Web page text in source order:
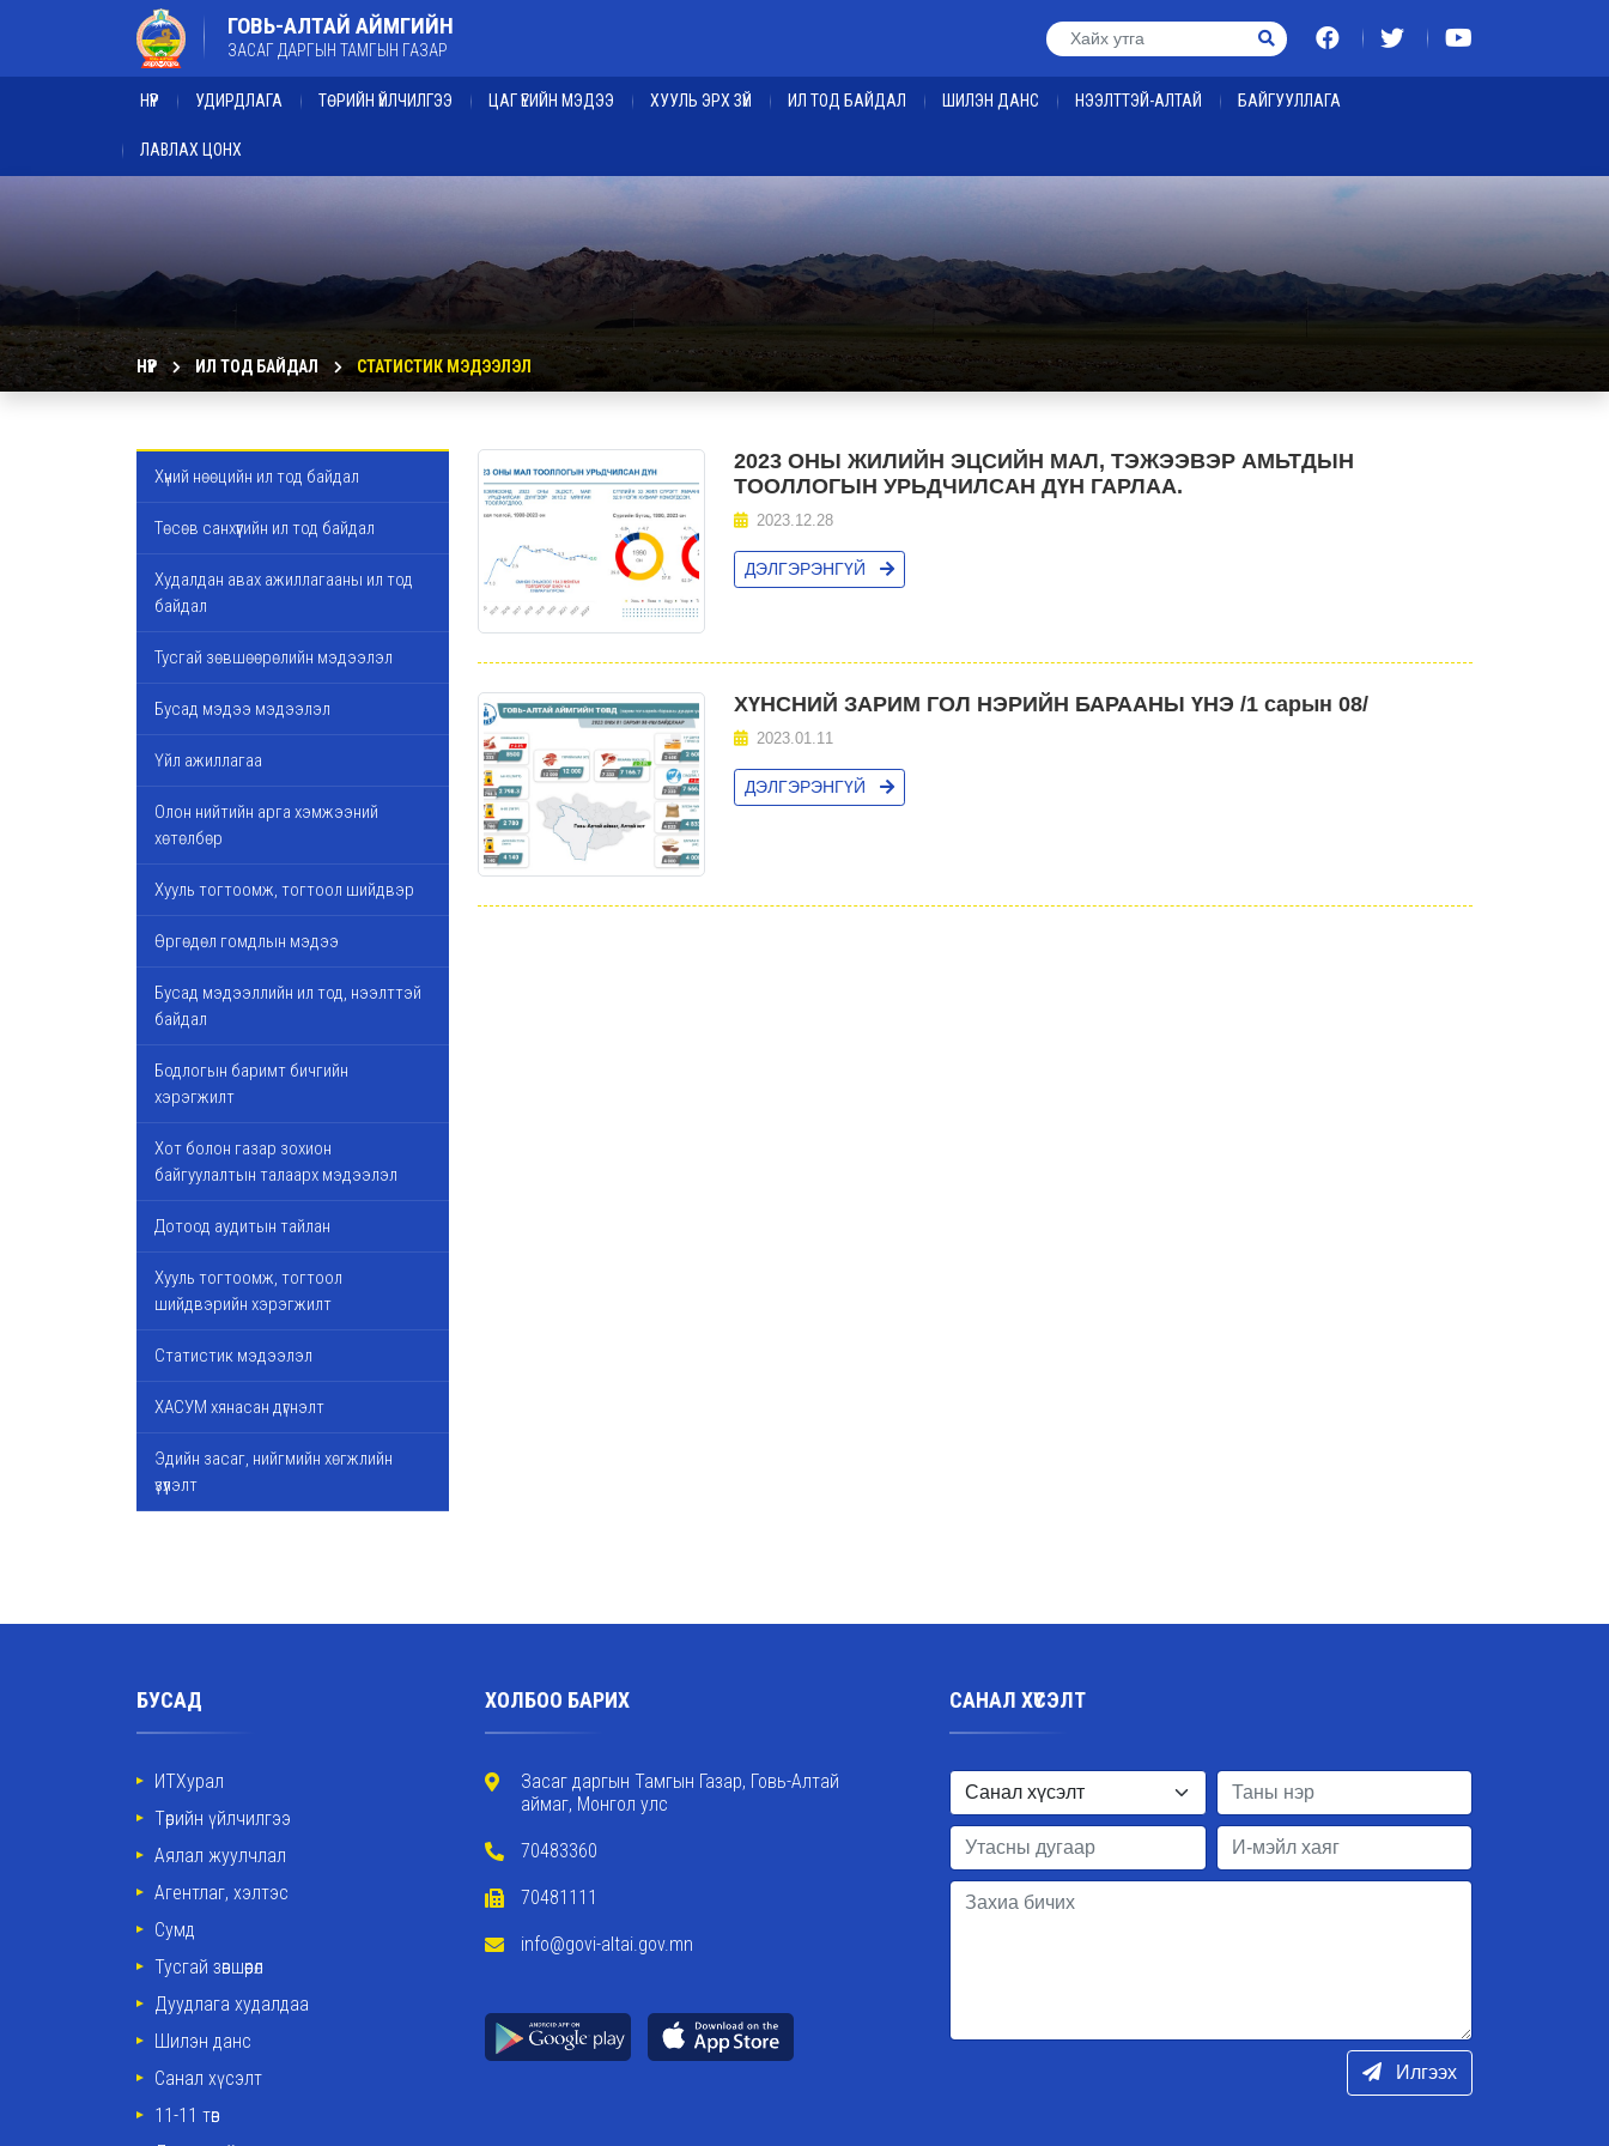
ГОВЬ-АЛТАЙ АЙМГИЙН
ЗАСАГ ДАРГЫН ТАМГЫН ГАЗАР
НҮҮР УДИРДЛАГА ТӨРИЙН ҮЙЛЧИЛГЭЭ ЦАГ ҮЕИЙН МЭДЭЭ ХУУЛЬ ЭРХ ЗҮЙ ИЛ ТОД БАЙДАЛ ШИЛЭН ДАНС НЭЭЛТТЭЙ-АЛТАЙ БАЙГУУЛЛАГА
ЛАВЛАХ ЦОНХ
НҮҮР ИЛ ТОД БАЙДАЛ СТАТИСТИК МЭДЭЭЛЭЛ
Хүний нөөцийн ил тод байдал
Төсөв санхүүгийн ил тод байдал
Худалдан авах ажиллагааны ил тод
байдал
Тусгай зөвшөөрөлийн мэдээлэл
Бусад мэдээ мэдээлэл
Үйл ажиллагаа
Олон нийтийн арга хэмжээний
хөтөлбөр
Хууль тогтоомж, тогтоол шийдвэр
Өргөдөл гомдлын мэдээ
Бусад мэдээллийн ил тод, нээлттэй
байдал
Бодлогын баримт бичгийн
хэрэгжилт
Хот болон газар зохион
байгуулалтын талаарх мэдээлэл
Дотоод аудитын тайлан
Хууль тогтоомж, тогтоол
шийдвэрийн хэрэгжилт
Статистик мэдээлэл
ХАСУМ хянасан дүгнэлт
Эдийн засаг, нийгмийн хөгжлийн
үзүүлэлт
2023 ОНЫ ЖИЛИЙН ЭЦСИЙН МАЛ, ТЭЖЭЭВЭР АМЬТДЫН
ТООЛЛОГЫН УРЬДЧИЛСАН ДҮН ГАРЛАА.
2023.12.28
ДЭЛГЭРЭНГҮЙ
ХҮНСНИЙ ЗАРИМ ГОЛ НЭРИЙН БАРААНЫ ҮНЭ /1 сарын 08/
2023.01.11
ДЭЛГЭРЭНГҮЙ
БУСАД
ИТХурал
Төрийн үйлчилгээ
Аялал жуулчлал
Агентлаг, хэлтэс
Сумд
Тусгай зөвшөөрөл
Дуудлага худалдаа
Шилэн данс
Санал хүсэлт
11-11 төв
ХОЛБОО БАРИХ
Засаг даргын Тамгын Газар, Говь-Алтай
аймаг, Монгол улс
70483360
70481111
info@govi-altai.gov.mn
САНАЛ ХҮСЭЛТ
Илгээх